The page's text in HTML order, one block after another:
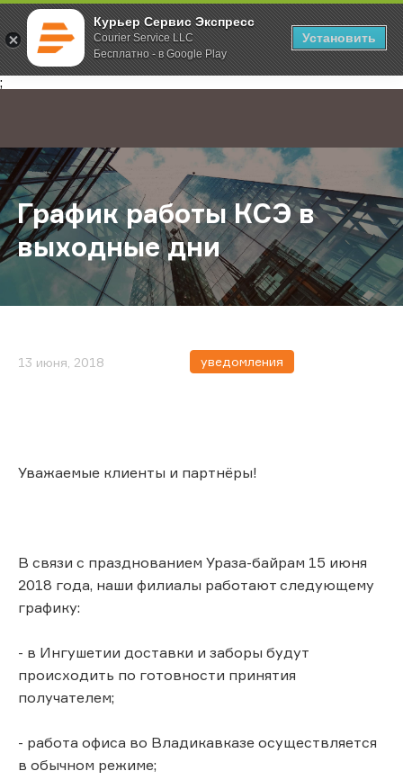
Курьер Сервис Экспресс
Courier Service LLC
Бесплатно - в Google Play
Установить
;
Главная О компании Новости График работы КСЭ в выходные
График работы КСЭ в
выходные дни
13 июня, 2018 уведомления
Уважаемые клиенты и партнёры!
В связи с празднованием Ураза-байрам 15 июня
2018 года, наши филиалы работают следующему
графику:
- в Ингушетии доставки и заборы будут
происходить по готовности принятия
получателем;
- работа офиса во Владикавказе осуществляется
в обычном режиме;